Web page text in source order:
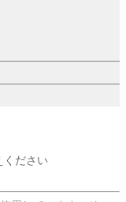
ください